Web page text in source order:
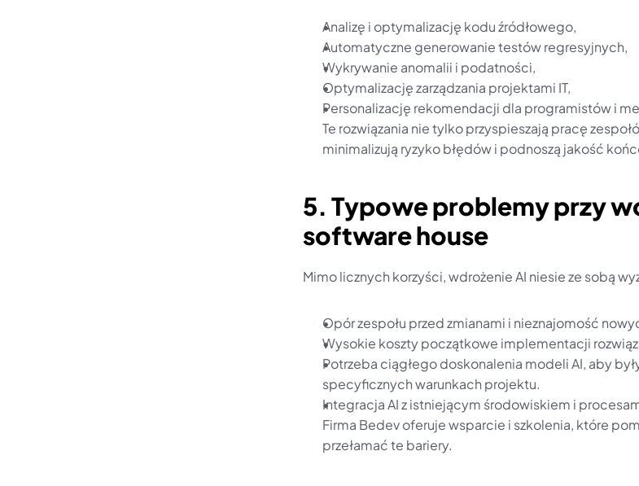
Analizę i optymalizację kodu źródłowego,
Automatyczne generowanie testów regresyjnych,
Wykrywanie anomalii i podatności,
Optymalizację zarządzania projektami IT,
Personalizację rekomendacji dla programistów i
Te rozwiązania nie tylko przyspieszają pracę
minimalizują ryzyko błędów i podnoszą jakość
5. Typowe problemy przy
software house
Mimo licznych korzyści, wdrożenie AI niesie ze sobą
Opór zespołu przed zmianami i nieznajomość
Wysokie koszty początkowe implementacji
Potrzeba ciągłego doskonalenia modeli AI, aby
specyficznych warunkach projektu.
Integracja AI z istniejącym środowiskiem i
Firma Bedev oferuje wsparcie i szkolenia, które
przełamać te bariery.